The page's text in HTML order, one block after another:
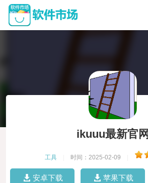
ikuuu最新官网
工具 时间：2025-02-09
安卓下载 苹果下载